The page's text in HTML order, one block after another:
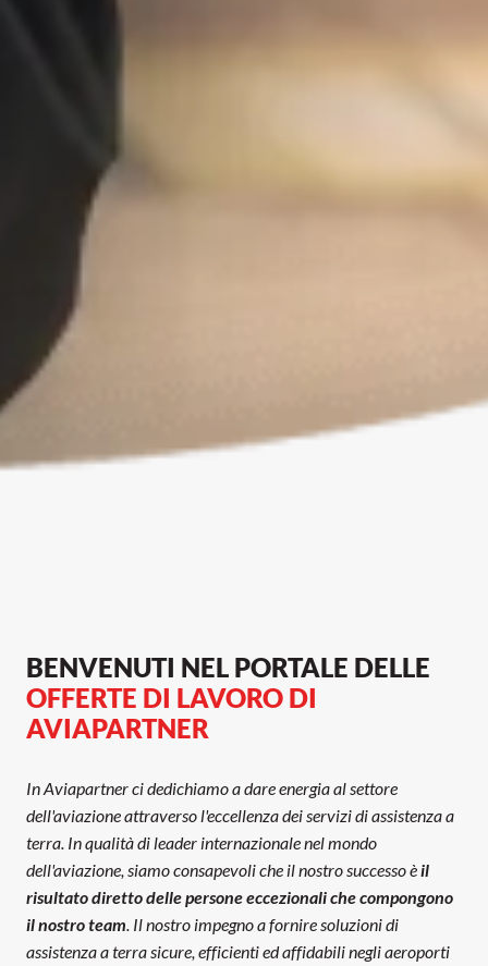
OFFERTE DI LAVORO DI
AVIAPARTNER
In Aviapartner ci dedichiamo a dare energia al settore
dell'aviazione attraverso l'eccellenza dei servizi di assistenza a
terra. In qualità di leader internazionale nel mondo
dell'aviazione, siamo consapevoli che il nostro successo è il
risultato diretto delle persone eccezionali che compongono
il nostro team . Il nostro impegno a fornire soluzioni di
assistenza a terra sicure, efficienti ed affidabili negli aeroporti